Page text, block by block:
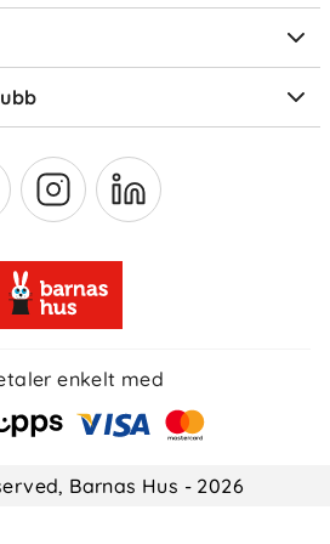
for å forlenge levetiden og
enkelt med
Barnas Hus - 2026